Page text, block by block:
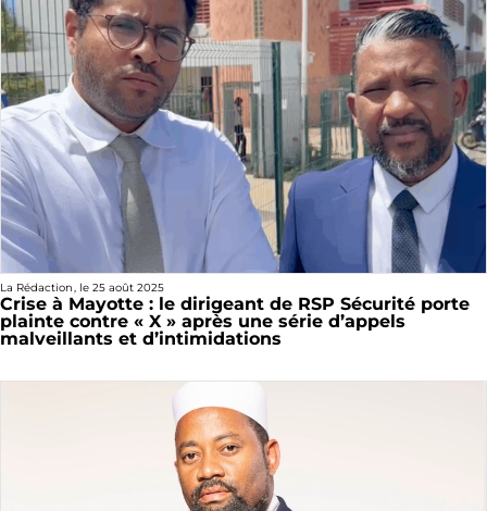
La Rédaction, le 25 août 2025
Crise à Mayotte : le dirigeant de RSP Sécurité porte
plainte contre « X » après une série d’appels
malveillants et d’intimidations